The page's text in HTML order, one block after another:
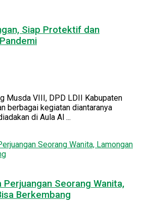
Siap Protektif dan
Musda VIII, DPD LDII Kabupaten
berbagai kegiatan diantaranya
di Aula Al ...
Perjuangan Seorang Wanita,
Berkembang